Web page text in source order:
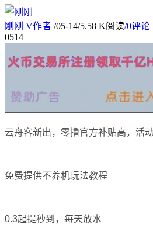
刚刚 V作者 /05-14/5.58 K阅读/0评论
0514
云舟客新出，零撸官方补贴高，活
免费提供不养机玩法教程
0.3起提秒到，每天放水